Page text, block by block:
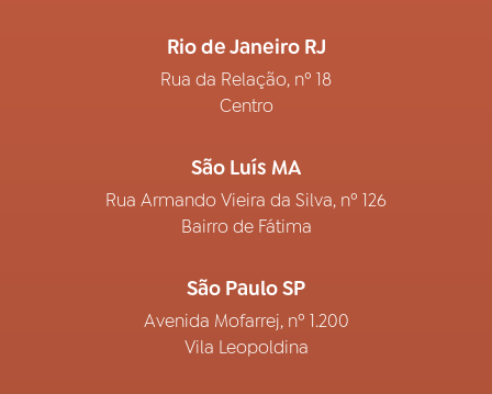
Rio de Janeiro RJ
Rua da Relação, nº 18
Centro
São Luís MA
Rua Armando Vieira da Silva, nº 126
Bairro de Fátima
São Paulo SP
Avenida Mofarrej, nº 1.200
Vila Leopoldina